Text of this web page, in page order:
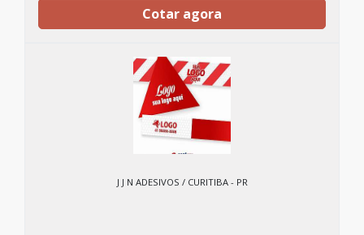
Cotar agora
J J N ADESIVOS / CURITIBA - PR